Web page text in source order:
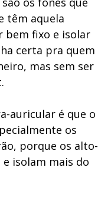
têm aquela
bem fixo e isolar
certa pra quem
mas sem ser
auricular é que o
os
porque os alto-
isolam mais do